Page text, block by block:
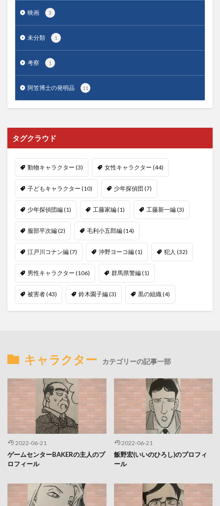
映画 3
未分類 1
考察 1
阿笠博士の発明品 11
タグクラウド
動物キャラクター (3) 女性キャラクター (44)
子どもキャラクター (10) 少年探偵団 (7)
少年探偵団編(1) 工藤家編(1) 工藤新一編(3)
服部平次編(2) 毛利小五郎編(14)
江戸川コナン編(7) 沖野ヨーコ編(1) 犯人 (32)
男性キャラクター (106) 群馬県警編(1)
被害者(43) 鈴木園子編(3) 黒の組織 (4)
キャラクター カテゴリーの記事一部
2022-06-21
ゲームセンターBAKERの主人のプ
ロフィール
2022-06-21
飯野宏(いいのひろし)のプロフィ
ール